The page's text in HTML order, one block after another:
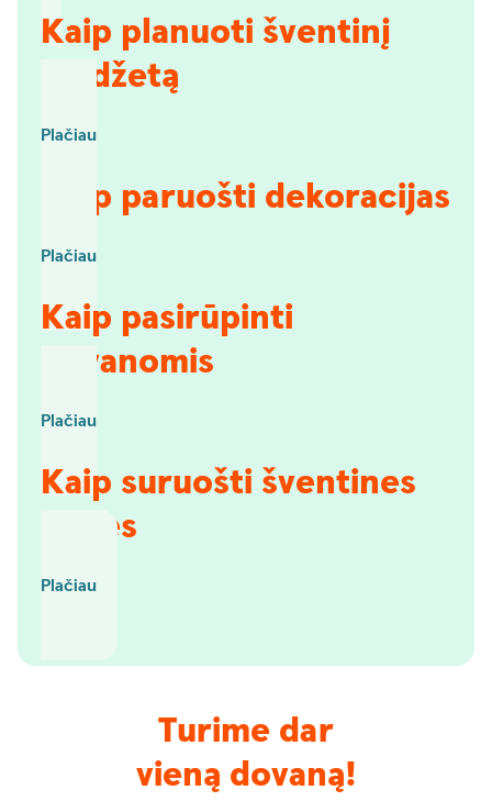
Kaip planuoti šventinį
biudžetą
Plačiau
Kaip paruošti dekoracijas
Plačiau
Kaip pasirūpinti
dovanomis
Plačiau
Kaip suruošti šventines
vaišes
Plačiau
Turime dar
vieną dovaną!